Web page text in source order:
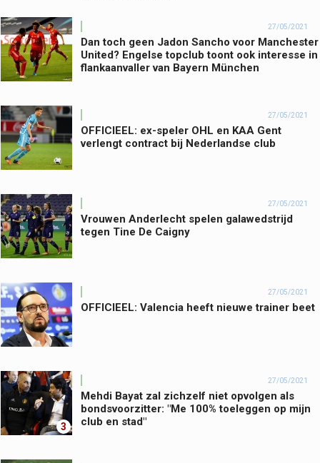
27/05/2021
Dan toch geen Jadon Sancho voor Manchester
United? Engelse topclub toont ook interesse in
flankaanvaller van Bayern München
27/05/2021
OFFICIEEL: ex-speler OHL en KAA Gent
verlengt contract bij Nederlandse club
27/05/2021
Vrouwen Anderlecht spelen galawedstrijd
tegen Tine De Caigny
27/05/2021
OFFICIEEL: Valencia heeft nieuwe trainer beet
3
27/05/2021
Mehdi Bayat zal zichzelf niet opvolgen als
bondsvoorzitter: "Me 100% toeleggen op mijn
club en stad"